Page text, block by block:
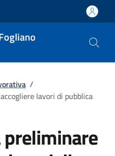
/
lavori di pubblica